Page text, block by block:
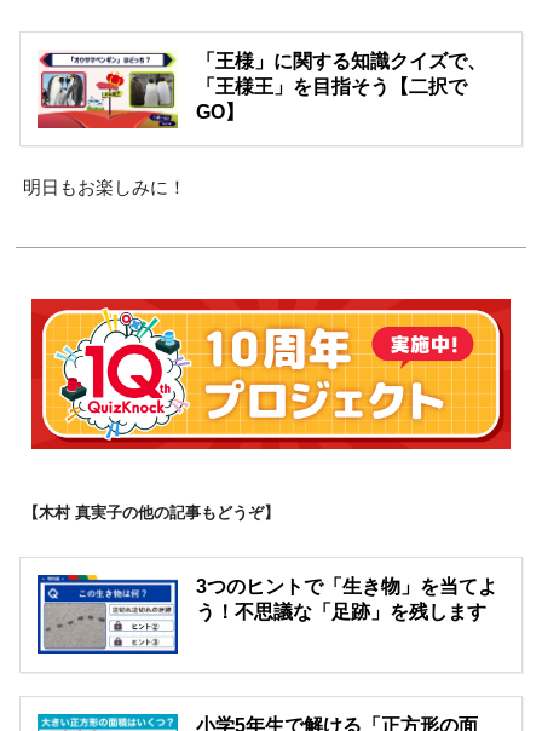
「王様」に関する知識クイズで、
「王様王」を目指そう【二択で
GO】
明日もお楽しみに！
【木村 真実子の他の記事もどうぞ】
3つのヒントで「生き物」を当てよ
う！不思議な「足跡」を残します
小学5年生で解ける「正方形の面